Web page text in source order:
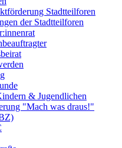
Stadtteilforen
der Stadtteilforen
& Jugendlichen
"Mach was draus!"